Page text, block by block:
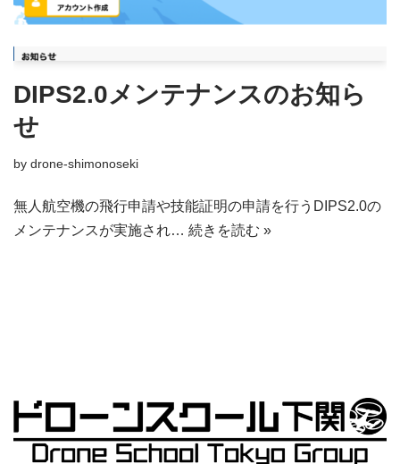
DIPS2.0メンテナンスのお知ら
せ
by drone-shimonoseki
無人航空機の飛行申請や技能証明の申請を行うDIPS2.0の
メンテナンスが実施され… 続きを読む »